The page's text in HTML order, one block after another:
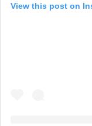
View this post on